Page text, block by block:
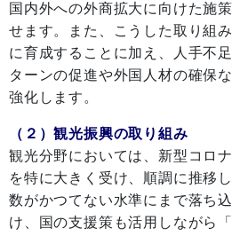
国内外への外商拡大に向けた施
せます。また、こうした取り組
に育成することに加え、人手不
ターンの促進や外国人材の確保
強化します。
（２）観光振興の取り組み
観光分野においては、新型コロ
を特に大きく受け、順調に推移
数がかつてない水準にまで落ち
け、国の支援策も活用しながら